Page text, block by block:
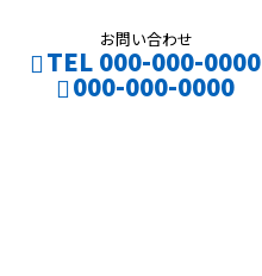
お問い合わせ
TEL 000-000-0000
000-000-0000